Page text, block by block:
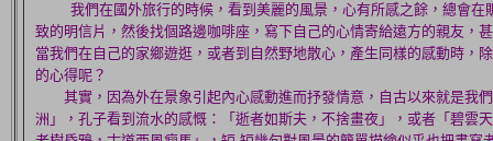
我們在國外旅行的時候，看到美麗的風景，心有所感之餘，總會
致的明信片，然後找個路邊咖啡座，寫下自己的心情寄給遠方的親友，
當我們在自己的家鄉遊逛，或者到自然野地散心，產生同樣的感動時，
的心得呢？
其實，因為外在景象引起內心感動進而抒發情意，自古以來就是我
洲」，孔子看到流水的感慨：「逝者如斯夫，不捨畫夜」，或者「碧雲